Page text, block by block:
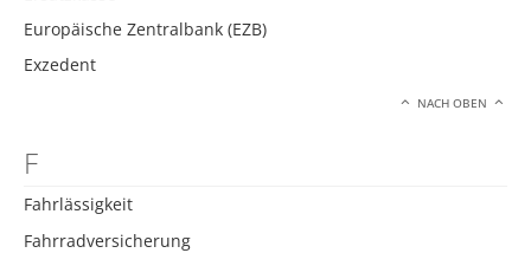
Europäische Zentralbank (EZB)
Exzedent
NACH OBEN
F
Fahrlässigkeit
Fahrradversicherung